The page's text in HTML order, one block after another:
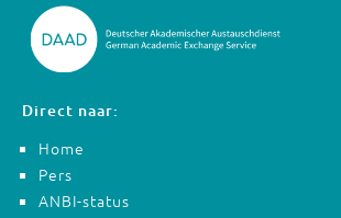
Direct naar:
Home
Pers
ANBI-status